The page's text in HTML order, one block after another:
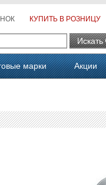
КУПИТЬ В РОЗНИЦУ
Искать
марки Акции